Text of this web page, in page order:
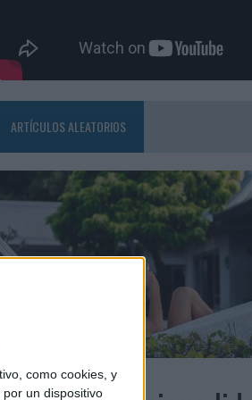
como cookies, y
un dispositivo
ARTÍCULOS ALEATORIOS
08/2026